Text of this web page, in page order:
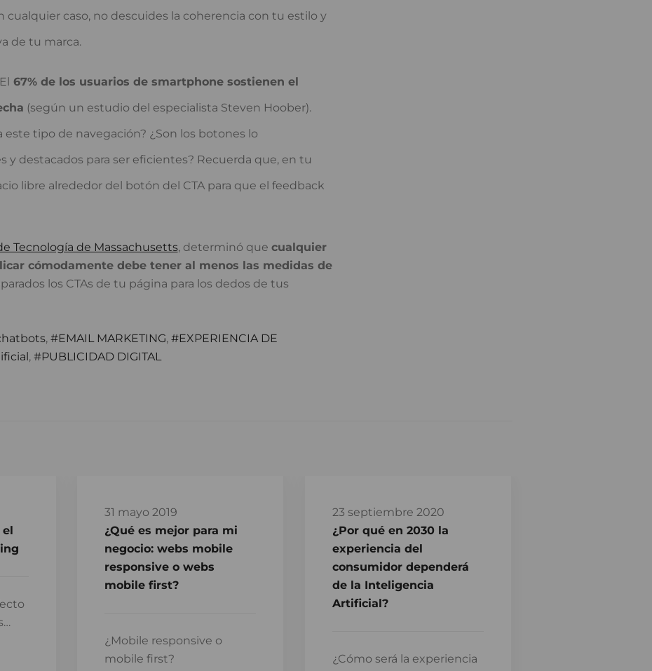
cualquier caso, no descuides la coherencia con tu estilo y
de tu marca.
67% de los usuarios de smartphone sostienen el
(según un estudio del especialista Steven Hoober).
este tipo de navegación? ¿Son los botones lo
destacados para ser eficientes? Recuerda que, en tu
libre alrededor del botón del CTA para que el feedback
Tecnología de Massachusetts, determinó que cualquier
cómodamente debe tener al menos las medidas de
los CTAs de tu página para los dedos de tus
, EMAIL MARKETING,
EXPERIENCIA DE
, PUBLICIDAD DIGITAL
el
31 mayo 2019
¿Qué es mejor para mi
negocio: webs mobile
responsive o webs
mobile first?
¿Mobile responsive o
mobile first?
23 septiembre 2020
¿Por qué en 2030 la
experiencia del
consumidor dependerá
de la Inteligencia
Artificial?
¿Cómo será la experiencia